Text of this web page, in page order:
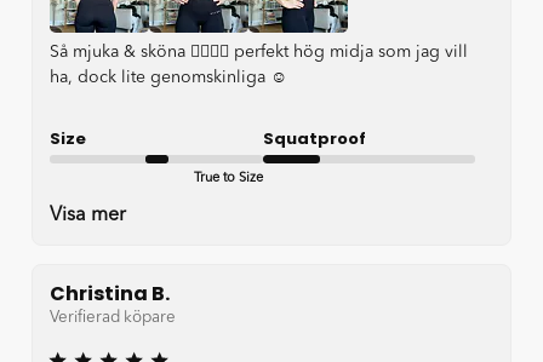
Så mjuka & sköna 👌🏼👌🏼 perfekt hög midja som jag vill
ha, dock lite genomskinliga ☺️
Size
True to Size
Squatproof
Visa mer
Christina B.
Verifierad köpare